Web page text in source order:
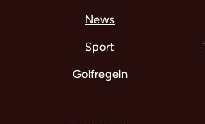
News
Sport
Golfregeln